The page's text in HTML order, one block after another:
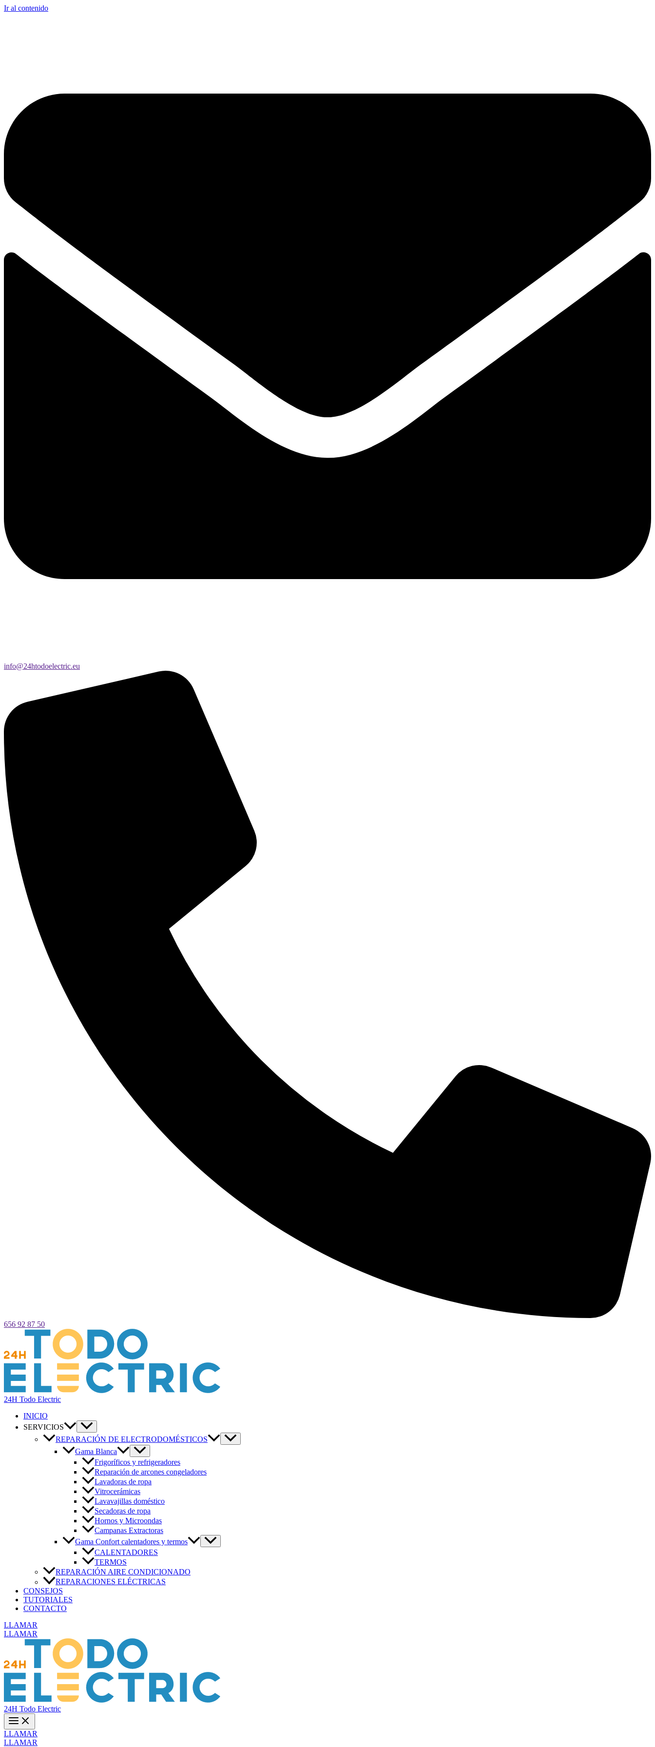
Ir al contenido
info@24htodoelectric.eu
656 92 87 50
24H Todo Electric
INICIO
SERVICIOS
REPARACIÓN DE ELECTRODOMÉSTICOS
Gama Blanca
Frigoríficos y refrigeradores
Reparación de arcones congeladores
Lavadoras de ropa
Vitrocerámicas
Lavavajillas doméstico
Secadoras de ropa
Hornos y Microondas
Campanas Extractoras
Gama Confort calentadores y termos
CALENTADORES
TERMOS
REPARACIÓN AIRE CONDICIONADO
REPARACIONES ELÉCTRICAS
CONSEJOS
TUTORIALES
CONTACTO
LLAMAR
LLAMAR
24H Todo Electric
LLAMAR
LLAMAR